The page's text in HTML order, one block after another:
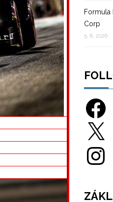
Formula
Corp
5. 8. 2026
Facebook
X
Instagram